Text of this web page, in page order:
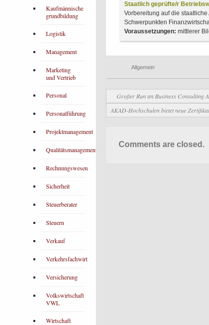
Staatlich geprüfte/r
Vorbereitung auf die
Schwerpunkten
Voraussetzungen: mittlerer
Allgemein
Großer Run an Business Consulting
AKAD-Hochschulen bietet neue
Comments are closed.
Kaufmännische
grundbildung
Logistik
Management
Marketing
und Vertrieb
Personal
Personalführung
Projektmanagement
Qualitätsmanagement
Rechnungswesen
Sicherheit
Steuerberater
Steuern
Verkauf
Verkehrsfachwirt
Versicherung
Volkswirtschaft
VWL
Wirtschaft